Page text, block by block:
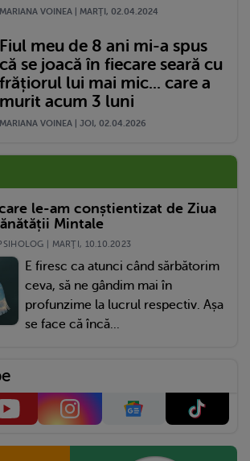
MARIANA VOINEA | MARŢI, 02.04.2024
Fiul meu de 8 ani mi-a spus
că se joacă în fiecare seară cu
frățiorul lui mai mic... care a
murit acum 3 luni
MARIANA VOINEA | JOI, 02.04.2026
le-am conștientizat de Ziua
Mintale
| MARŢI, 10.10.2023
E firesc ca atunci când sărbătorim
ceva, să ne gândim mai în
profunzime la lucrul respectiv. Așa
se face că încă...